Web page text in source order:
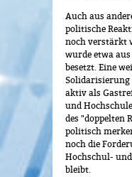
Auch aus
politische
noch verstärkt
wurde etwa
besetzt. Eine
Solidarisierung
aktiv als
und
des "doppelten
politisch
noch die
Hochschul-
bleibt.